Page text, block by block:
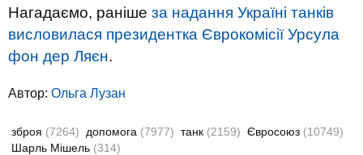
Нагадаємо, раніше за надання Україні танків
висловилася президентка Єврокомісії Урсула
фон дер Ляєн.
Автор: Ольга Лузан
зброя (7264) допомога (7977) танк (2159) Євросоюз (10749)
Шарль Мішель (314)